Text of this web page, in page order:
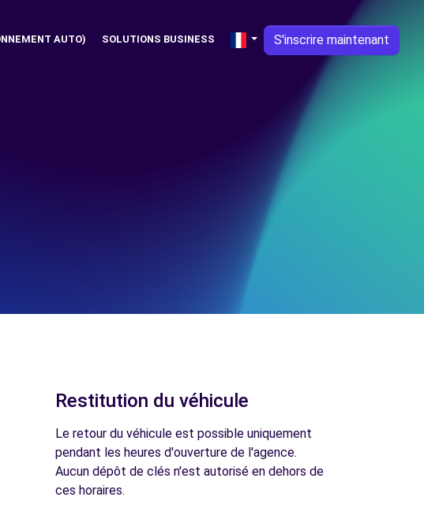
AUTO) SOLUTIONS BUSINESS S'inscrire maintenant
Restitution du véhicule
Le retour du véhicule est possible uniquement
pendant les heures d'ouverture de l'agence.
Aucun dépôt de clés n'est autorisé en dehors de
ces horaires.